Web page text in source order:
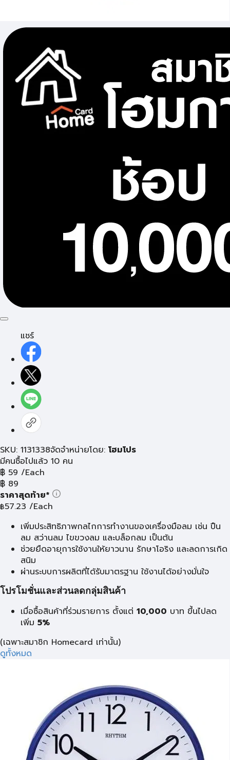
แชร์
SKU: 1131338จัดจำหน่ายโดย: โฮมโปร
มีคนซื้อไปแล้ว 10 คน
฿ 59 /Each
฿ 89
ราคาสุดท้าย*
฿57.23 /Each
เพิ่มประสิทธิภาพกลไกการทำงานของเครื่องมือลม เช่น ปืน
ลม สว่านลม ไขขวงลม และบล็อกลม เป็นต้น
ช่วยยืดอายุการใช้งานให้ยาวนาน รักษาโอริง และลดการเกิด
สนิม
ผ่านระบบการผลิตที่ได้รับมาตรฐาน ใช้งานได้อย่างมั่นใจ
โปรโมชั่นและส่วนลดกลุ่มสินค้า
เมื่อซื้อสินค้าที่ร่วมรายการ ตั้งแต่ 10,000 บาท ขึ้นไปลด
เพิ่ม 5%
(เฉพาะสมาชิก Homecard เท่านั้น)
ดูทั้งหมด